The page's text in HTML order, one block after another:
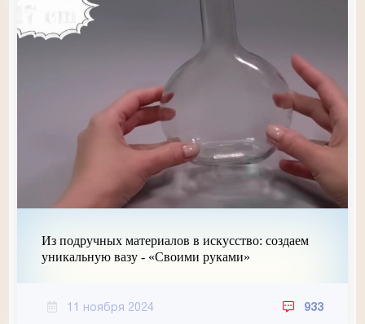
Из подручных материалов в искусство: создаем
уникальную вазу - «Своими руками»
11 ноября 2024 933